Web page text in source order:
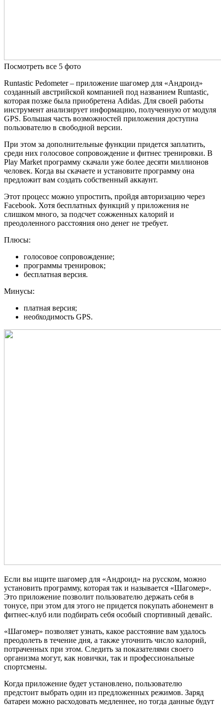
Посмотреть все 5 фото
Runtastic Pedometer – приложение шагомер для «Андроид»
созданный австрийской компанией под названием Runtastic,
которая позже была приобретена Adidas. Для своей работы
инструмент анализирует информацию, полученную от модуля
GPS. Большая часть возможностей приложения доступна
пользователю в свободной версии.
При этом за дополнительные функции придется заплатить,
среди них голосовое сопровождение и фитнес тренировки. В
Play Market программу скачали уже более десяти миллионов
человек. Когда вы скачаете и установите программу она
предложит вам создать собственный аккаунт.
Этот процесс можно упростить, пройдя авторизацию через
Facebook. Хотя бесплатных функций у приложения не
слишком много, за подсчет сожженных калорий и
преодоленного расстояния оно денег не требует.
Плюсы:
голосовое сопровождение;
программы тренировок;
бесплатная версия.
Минусы:
платная версия;
необходимость GPS.
Если вы ищите шагомер для «Андроид» на русском, можно
установить программу, которая так и называется «Шагомер».
Это приложение позволит пользователю держать себя в
тонусе, при этом для этого не придется покупать абонемент в
фитнес-клуб или подбирать себя особый спортивный девайс.
«Шагомер» позволяет узнать, какое расстояние вам удалось
преодолеть в течение дня, а также уточнить число калорий,
потраченных при этом. Следить за показателями своего
организма могут, как новички, так и профессиональные
спортсмены.
Когда приложение будет установлено, пользователю
предстоит выбрать один из предложенных режимов. Заряд
батареи можно расходовать медленнее, но тогда данные будут